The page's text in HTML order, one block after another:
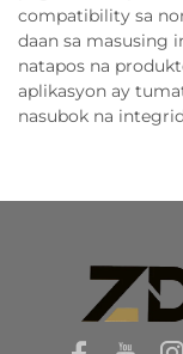
compatibility sa
daan sa masusing
natapos na
aplikasyon ay
nasubok na